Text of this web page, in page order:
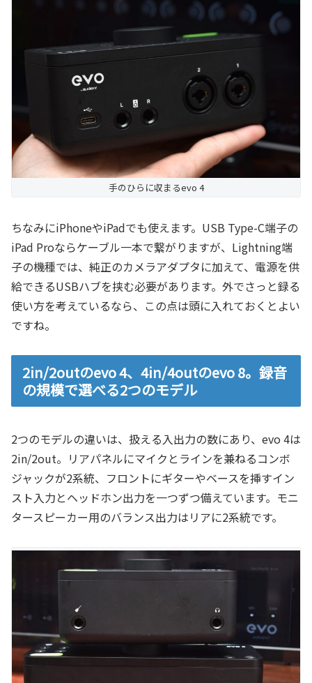
手のひらに収まるevo 4
ちなみにiPhoneやiPadでも使えます。USB Type-C端子の
iPad Proならケーブル一本で繋がりますが、Lightning端
子の機種では、純正のカメラアダプタに加えて、電源を供
給できるUSBハブを挟む必要があります。外でさっと録る
使い方を考えているなら、この点は頭に入れておくとよい
ですね。
2in/2outのevo 4、4in/4outのevo 8。録音
の規模で選べる2つのモデル
2つのモデルの違いは、扱える入出力の数にあり、evo 4は
2in/2out。リアパネルにマイクとラインを兼ねるコンボ
ジャックが2系統、フロントにギターやベースを挿すイン
スト入力とヘッドホン出力を一つずつ備えています。モニ
タースピーカー用のバランス出力はリアに2系統です。